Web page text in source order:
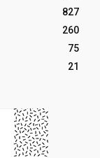
827
260
75
21